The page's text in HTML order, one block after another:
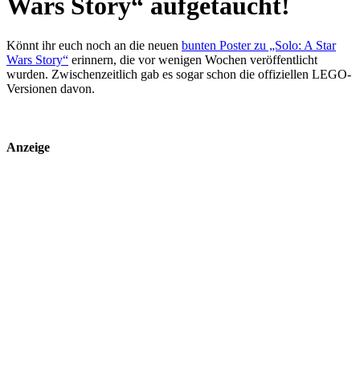
Wars Story“ aufgetaucht!
Könnt ihr euch noch an die neuen bunten Poster zu „Solo: A Star
Wars Story“ erinnern, die vor wenigen Wochen veröffentlicht
wurden. Zwischenzeitlich gab es sogar schon die offiziellen LEGO-
Versionen davon.
Anzeige